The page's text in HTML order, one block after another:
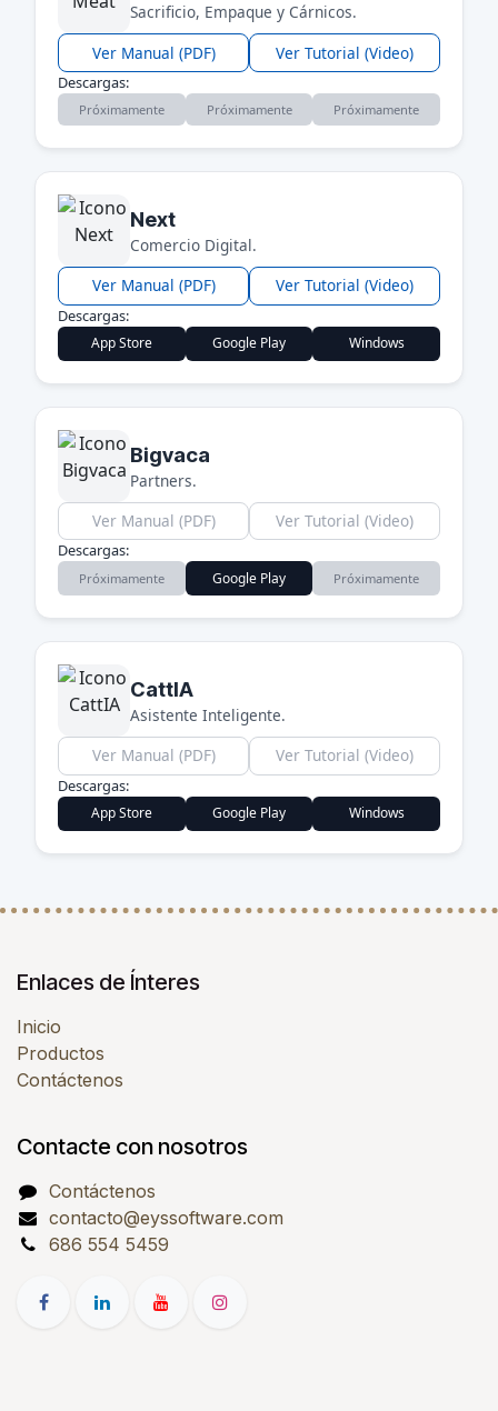
Sacrificio, Empaque y Cárnicos.
Ver Manual (PDF)
Ver Tutorial (Video)
Descargas:
Próximamente Próximamente Próximamente
Next
Comercio Digital.
Ver Manual (PDF)
Ver Tutorial (Video)
Descargas:
App Store Google Play Windows
Bigvaca
Partners.
Ver Manual (PDF)
Ver Tutorial (Video)
Descargas:
Próximamente Google Play Próximamente
CattIA
Asistente Inteligente.
Ver Manual (PDF)
Ver Tutorial (Video)
Descargas:
App Store Google Play Windows
Enlaces de Ínteres
Inicio
Productos
Contáctenos
Contacte con nosotros
Contáctenos
contacto@eyssoftware.com
686 554 5459